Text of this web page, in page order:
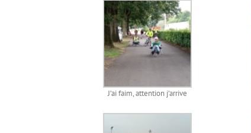
J’ai faim, attention j’arrive